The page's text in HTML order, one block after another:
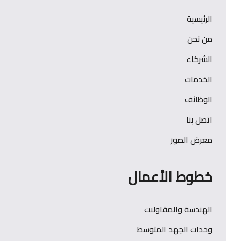
الرئيسية
من نحن
الشركاء
الخدمات
الوظائف
اتصل بنا
معرض الصور
خطوط الأعمال
الهندسة والمقاولات
وحدات الجهد المتوسط